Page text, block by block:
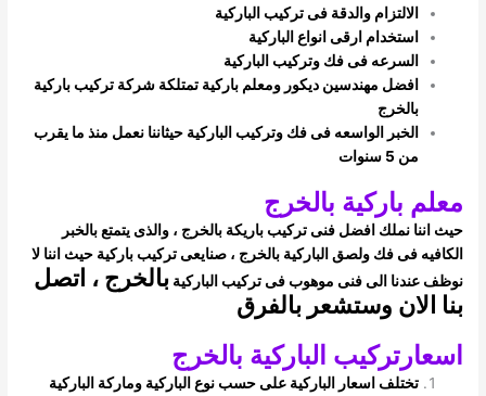
الالتزام والدقة فى تركيب الباركية
استخدام ارقى انواع الباركية
السرعه فى فك وتركيب الباركية
افضل مهندسين ديكور ومعلم باركية تمتلكة شركة تركيب باركية
بالخرج
الخبر الواسعه فى فك وتركيب الباركية حيثاننا نعمل منذ ما يقرب
من 5 سنوات
معلم باركية بالخرج
حيث اننا نملك افضل فنى تركيب باريكة بالخرج ، والذى يتمتع بالخبر
الكافيه فى فك ولصق الباركية بالخرج ، صنايعى تركيب باركية حيث اننا لا
نوظفعندنا الى فنى موهوب فى تركيب الباركيةبالخرج ، اتصل
بنا الان وستشعر بالفرق
اسعارتركيب الباركية بالخرج
تختلف اسعار الباركية على حسب نوع الباركية وماركة الباركية